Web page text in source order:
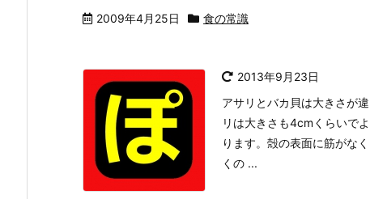
2009年4月25日 食の常識
2013年9月23日
アサリとバカ貝は大きさが
リは大きさも4cmくらいで
ります。殻の表面に筋がな
くの ...